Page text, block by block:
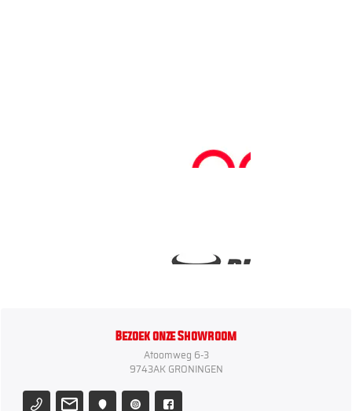
Bezoek onze Showroom
Atoomweg 6-3
9743AK GRONINGEN